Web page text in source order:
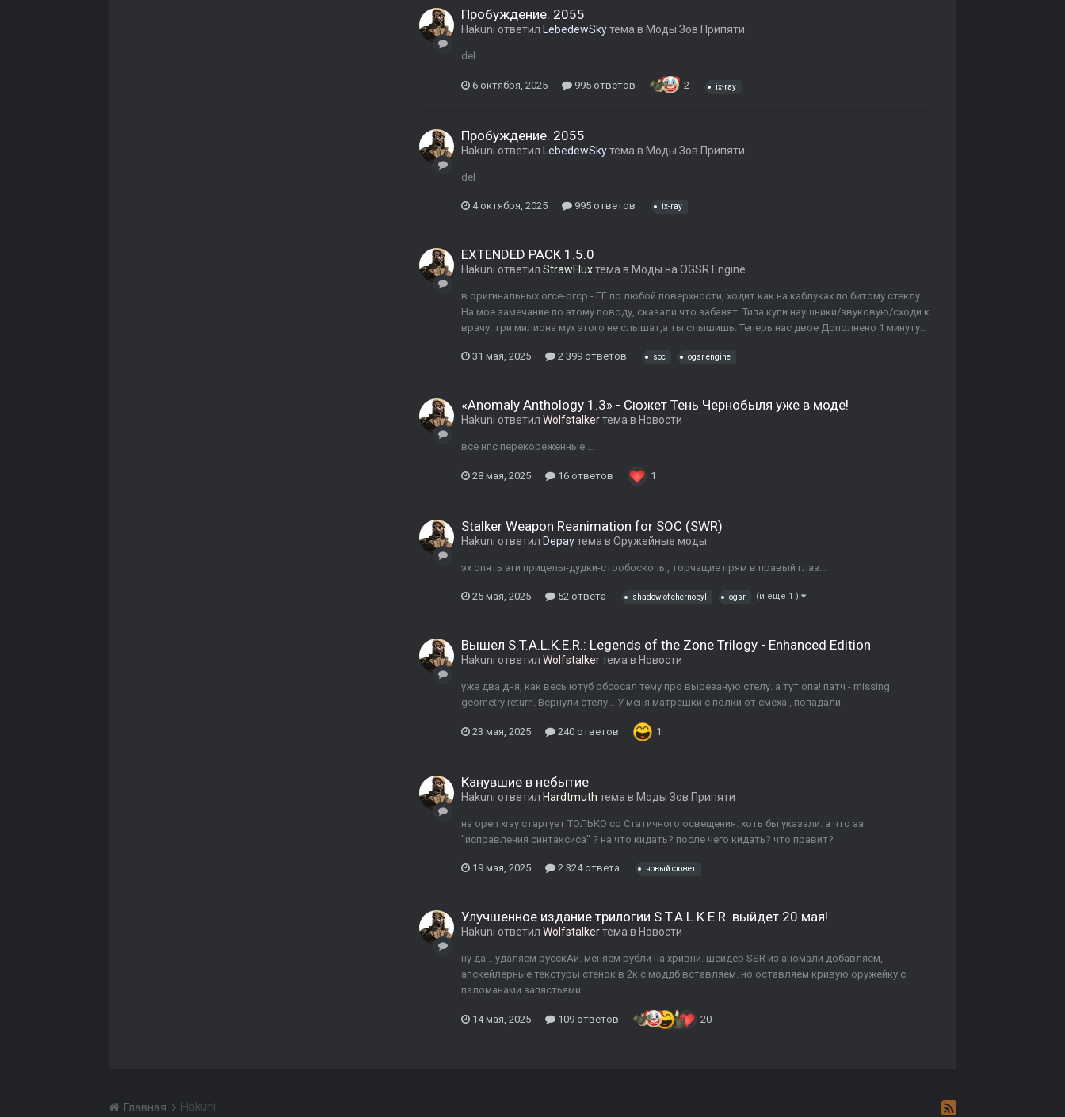
Пробуждение. 2055
Hakuni ответил LebedewSkyтема в Моды Зов Припяти
del
6 октября, 2025 995 ответов 2 ix-ray
Пробуждение. 2055
Hakuni ответил LebedewSkyтема в Моды Зов Припяти
del
4 октября, 2025 995 ответов ix-ray
EXTENDED PACK 1.5.0
Hakuni ответил StrawFluxтема в Моды на OGSR Engine
в оригинальных огсе-огср - ГГ по любой поверхности, ходит как на каблуках по битому стеклу.
На мое замечание по этому поводу, сказали что забанят. Типа купи наушники/звуковую/сходи к
врачу. три милиона мух этого не слышат,а ты слышишь. Теперь нас двое Дополнено 1 минуту...
31 мая, 2025 2 399 ответов soc ogsr engine
«Anomaly Anthology 1.3» - Сюжет Тень Чернобыля уже в моде!
Hakuni ответил Wolfstalkerтема в Новости
все нпс перекореженные....
28 мая, 2025 16 ответов 1
Stalker Weapon Reanimation for SOC (SWR)
Hakuni ответил Depayтема в Оружейные моды
эх опять эти прицелы-дудки-стробоскопы, торчащие прям в правый глаз...
25 мая, 2025 52 ответа shadow of chernobyl ogsr (и ещё 1 )
Вышел S.T.A.L.K.E.R.: Legends of the Zone Trilogy - Enhanced Edition
Hakuni ответил Wolfstalkerтема в Новости
уже два дня, как весь ютуб обсосал тему про вырезаную стелу. а тут опа! патч - missing
geometry return. Вернули стелу... У меня матрешки с полки от смеха , попадали.
23 мая, 2025 240 ответов 1
Канувшие в небытие
Hakuni ответил Hardtmuth тема в Моды Зов Припяти
на open xray стартует ТОЛЬКО со Статичного освещения. хоть бы указали. а что за
"исправления синтаксиса" ? на что кидать? после чего кидать? что правит?
19 мая, 2025 2 324 ответа новый сюжет
Улучшенное издание трилогии S.T.A.L.K.E.R. выйдет 20 мая!
Hakuni ответил Wolfstalkerтема в Новости
ну да... удаляем русскАй. меняем рубли на хривни. шейдер SSR из аномали добавляем,
апскейлерные текстуры стенок в 2к с моддб вставляем. но оставляем кривую оружейку с
паломанами запястьями.
14 мая, 2025 109 ответов 20
Главная Hakuni